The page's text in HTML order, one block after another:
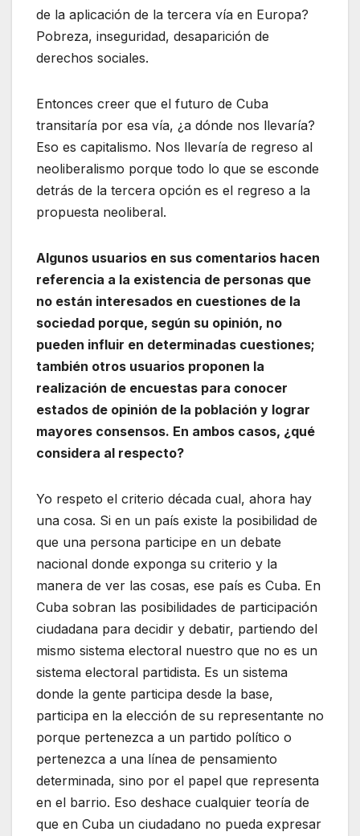
de la aplicación de la tercera vía en Europa?
Pobreza, inseguridad, desaparición de
derechos sociales.
Entonces creer que el futuro de Cuba
transitaría por esa vía, ¿a dónde nos llevaría?
Eso es capitalismo. Nos llevaría de regreso al
neoliberalismo porque todo lo que se esconde
detrás de la tercera opción es el regreso a la
propuesta neoliberal.
Algunos usuarios en sus comentarios hacen
referencia a la existencia de personas que
no están interesados en cuestiones de la
sociedad porque, según su opinión, no
pueden influir en determinadas cuestiones;
también otros usuarios proponen la
realización de encuestas para conocer
estados de opinión de la población y lograr
mayores consensos. En ambos casos, ¿qué
considera al respecto?
Yo respeto el criterio década cual, ahora hay
una cosa. Si en un país existe la posibilidad de
que una persona participe en un debate
nacional donde exponga su criterio y la
manera de ver las cosas, ese país es Cuba. En
Cuba sobran las posibilidades de participación
ciudadana para decidir y debatir, partiendo del
mismo sistema electoral nuestro que no es un
sistema electoral partidista. Es un sistema
donde la gente participa desde la base,
participa en la elección de su representante no
porque pertenezca a un partido político o
pertenezca a una línea de pensamiento
determinada, sino por el papel que representa
en el barrio. Eso deshace cualquier teoría de
que en Cuba un ciudadano no pueda expresar